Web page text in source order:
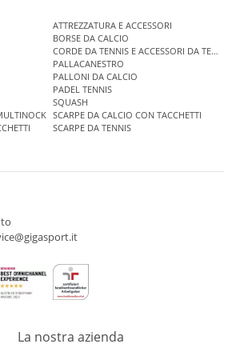
ATTREZZATURA E ACCESSORI
BORSE DA CALCIO
CORDE DA TENNIS E ACCESSORI DA TENNIS
PALLACANESTRO
PALLONI DA CALCIO
PADEL TENNIS
SQUASH
SCARPE DA CALCIO CON TACCHETTI
SCARPE DA TENNIS
La nostra azienda